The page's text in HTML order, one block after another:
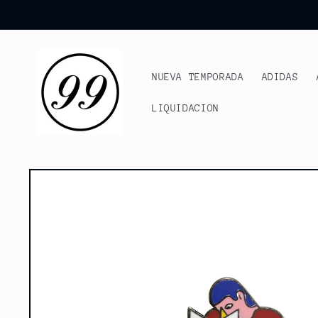
al contenido
NUEVA TEMPORADA ADIDAS
LIQUIDACION
directamente